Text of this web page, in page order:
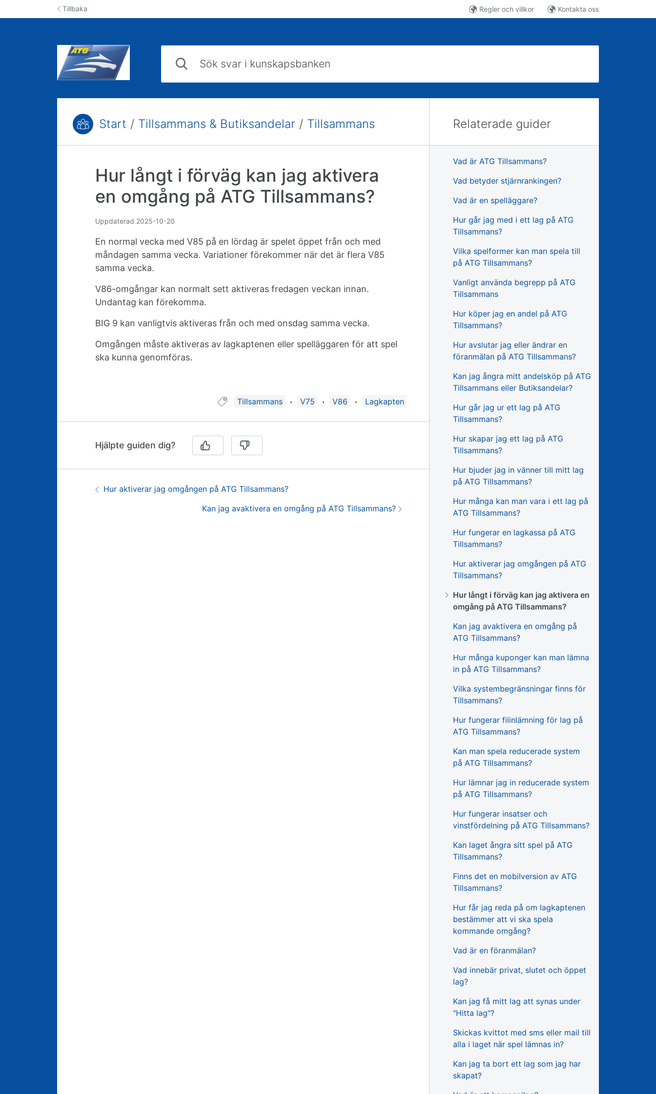
Hoppa till innehållTillbaka Regler och villkor Kontakta oss
Du är här:Start / Tillsammans & Butiksandelar / Tillsammans
Hur långt i förväg kan jag aktivera
en omgång på ATG Tillsammans?
Uppdaterad 2025-10-20
En normal vecka med V85 på en lördag är spelet öppet från och med
måndagen samma vecka. Variationer förekommer när det är flera V85
samma vecka.
V86-omgångar kan normalt sett aktiveras fredagen veckan innan.
Undantag kan förekomma.
BIG 9 kan vanligtvis aktiveras från och med onsdag samma vecka.
Omgången måste aktiveras av lagkaptenen eller spelläggaren för att spel
ska kunna genomföras.
Guide taggad med:
Tillsammans V75 V86 Lagkapten
Hjälpte guiden dig?
Guidenavigering
Föregående:
Hur aktiverar jag omgången på ATG Tillsammans?
Nästa:
Kan jag avaktivera en omgång på ATG Tillsammans?
Relaterade guider
Vad är ATG Tillsammans?
Vad betyder stjärnrankingen?
Vad är en spelläggare?
Hur går jag med i ett lag på ATG
Tillsammans?
Vilka spelformer kan man spela till
på ATG Tillsammans?
Vanligt använda begrepp på ATG
Tillsammans
Hur köper jag en andel på ATG
Tillsammans?
Hur avslutar jag eller ändrar en
föranmälan på ATG Tillsammans?
Kan jag ångra mitt andelsköp på ATG
Tillsammans eller Butiksandelar?
Hur går jag ur ett lag på ATG
Tillsammans?
Hur skapar jag ett lag på ATG
Tillsammans?
Hur bjuder jag in vänner till mitt lag
på ATG Tillsammans?
Hur många kan man vara i ett lag på
ATG Tillsammans?
Hur fungerar en lagkassa på ATG
Tillsammans?
Hur aktiverar jag omgången på ATG
Tillsammans?
Hur långt i förväg kan jag aktivera en
omgång på ATG Tillsammans?
Kan jag avaktivera en omgång på
ATG Tillsammans?
Hur många kuponger kan man lämna
in på ATG Tillsammans?
Vilka systembegränsningar finns för
Tillsammans?
Hur fungerar filinlämning för lag på
ATG Tillsammans?
Kan man spela reducerade system
på ATG Tillsammans?
Hur lämnar jag in reducerade system
på ATG Tillsammans?
Hur fungerar insatser och
vinstfördelning på ATG Tillsammans?
Kan laget ångra sitt spel på ATG
Tillsammans?
Finns det en mobilversion av ATG
Tillsammans?
Hur får jag reda på om lagkaptenen
bestämmer att vi ska spela
kommande omgång?
Vad är en föranmälan?
Vad innebär privat, slutet och öppet
lag?
Kan jag få mitt lag att synas under
"Hitta lag"?
Skickas kvittot med sms eller mail till
alla i laget när spel lämnas in?
Kan jag ta bort ett lag som jag har
skapat?